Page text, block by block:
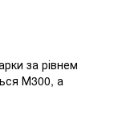
за рівнем
М300, а